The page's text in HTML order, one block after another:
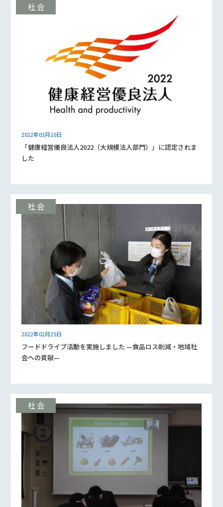
2022年03月10日
「健康経営優良法人2022（大規模法人部門）」に認定されま
した
2022年02月25日
フードドライブ活動を実施しました —食品ロス削減・地域社
会への貢献—